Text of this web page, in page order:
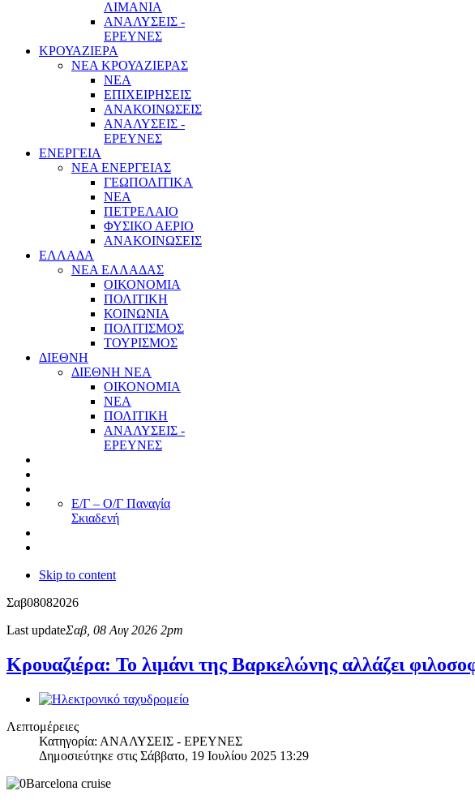
ΛΙΜΑΝΙΑ
ΑΝΑΛΥΣΕΙΣ -
ΕΡΕΥΝΕΣ
ΚΡΟΥΑΖΙΕΡΑ
ΝΕΑ ΚΡΟΥΑΖΙΕΡΑΣ
NEA
ΕΠΙΧΕΙΡΗΣΕΙΣ
ΑΝΑΚΟΙΝΩΣΕΙΣ
ΑΝΑΛΥΣΕΙΣ -
ΕΡΕΥΝΕΣ
ΕΝΕΡΓΕΙΑ
ΝΕΑ ΕΝΕΡΓΕΙΑΣ
ΓΕΩΠΟΛΙΤΙΚΑ
ΝΕΑ
ΠΕΤΡΕΛΑΙΟ
ΦΥΣΙΚΟ ΑΕΡΙΟ
ΑΝΑΚΟΙΝΩΣΕΙΣ
ΕΛΛΑΔΑ
ΝΕΑ ΕΛΛΑΔΑΣ
ΟΙΚΟΝΟΜΙΑ
ΠΟΛΙΤΙΚΗ
ΚΟΙΝΩΝΙΑ
ΠΟΛΙΤΙΣΜΟΣ
ΤΟΥΡΙΣΜΟΣ
ΔΙΕΘΝΗ
ΔΙΕΘΝΗ ΝΕΑ
ΟΙΚΟΝΟΜΙΑ
ΝΕΑ
ΠΟΛΙΤΙΚΗ
ΑΝΑΛΥΣΕΙΣ -
ΕΡΕΥΝΕΣ
Ε/Γ – Ο/Γ Παναγία
Σκιαδενή
Skip to content
Σαβ08082026
Last updateΣαβ, 08 Αυγ 2026 2pm
Κρουαζιέρα: Το λιμάνι της Βαρκελώνης αλλάζει
Λεπτομέρειες
Κατηγορία: ΑΝΑΛΥΣΕΙΣ - ΕΡΕΥΝΕΣ
Δημοσιεύτηκε στις Σάββατο, 19 Ιουλίου 2025 13:29